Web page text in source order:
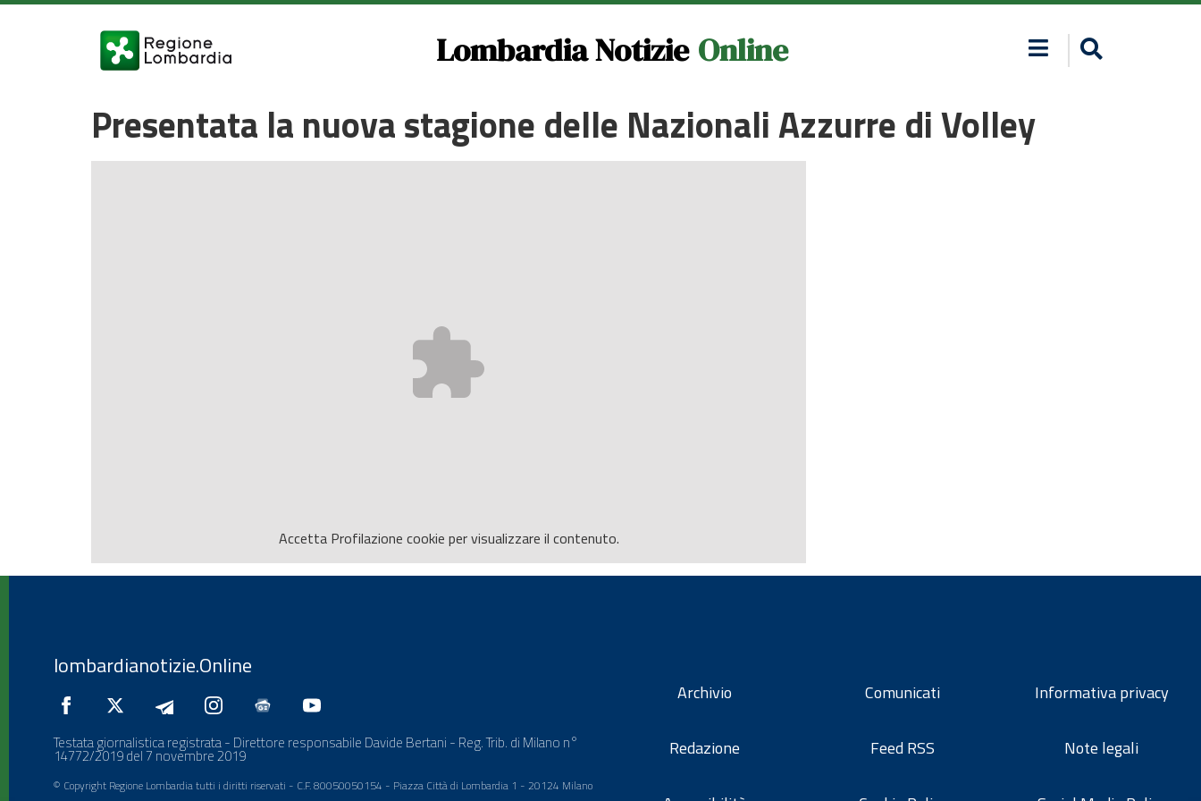
Lombardia Notizie Online
Presentata la nuova stagione delle Nazionali Azzurre di Volley
Accetta Profilazione cookie per visualizzare il contenuto.
lombardianotizie.Online
Testata giornalistica registrata - Direttore responsabile Davide Bertani - Reg. Trib. di Milano n°
14772/2019 del 7 novembre 2019
© Copyright Regione Lombardia tutti i diritti riservati - C.F. 80050050154 - Piazza Città di Lombardia 1 - 20124 Milano
Archivio
Redazione
Comunicati
Feed RSS
Informativa privacy
Note legali